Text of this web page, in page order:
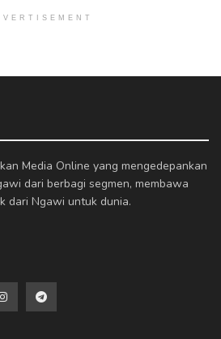
Media Online yang mengedepankan
dari berbagi segmen, membawa
dari Ngawi untuk dunia.